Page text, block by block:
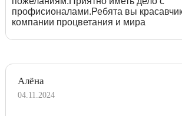
профисионалами.Ребята вы
компании процветания и мира
Алёна
04.11.2024